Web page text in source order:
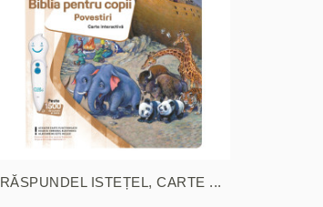
RĂSPUNDEL ISTEȚEL, CARTE ...